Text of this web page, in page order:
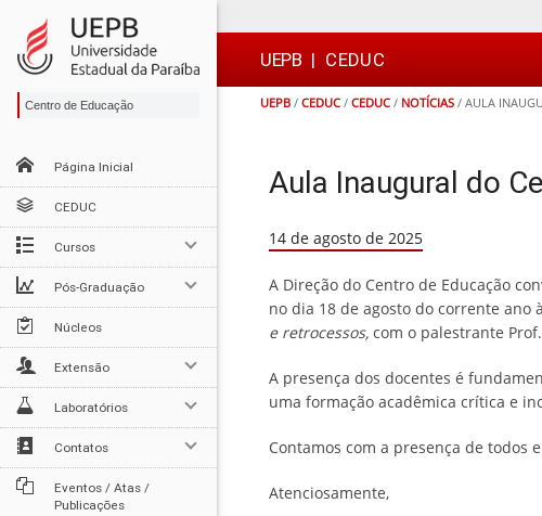
para
conteúdo
para
menu
para
busca
para
rodapé
 UEPB | CEDUC
UEPB / CEDUC / CEDUC / NOTÍCIAS / AULA
Centro de Educação
Página Inicial
CEDUC
Cursos
Pós-Graduação
Núcleos
Extensão
Laboratórios
Contatos
Eventos / Atas /
Publicações
Aula Inaugural do
14 de agosto de 2025
A Direção do Centro de Educação
no dia 18 de agosto do corrente
e retrocessos, com o palestrante
A presença dos docentes é
uma formação acadêmica crítica e
Contamos com a presença de todos
Atenciosamente,